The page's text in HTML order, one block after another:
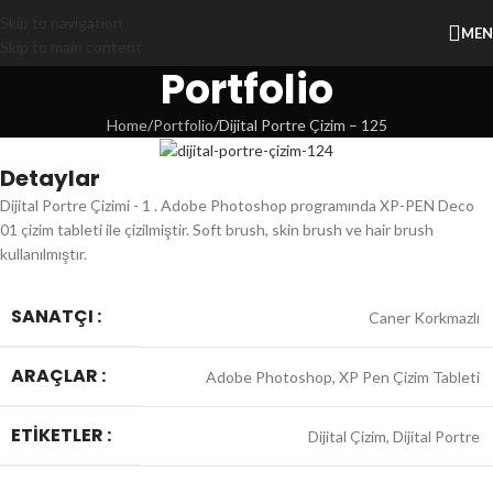
Portfolio
Home Portfolio Dijital Portre Çizim – 125
Detaylar
Dijital Portre Çizimi - 1 . Adobe Photoshop programında XP-PEN Deco
01 çizim tableti ile çizilmiştir. Soft brush, skin brush ve hair brush
kullanılmıştır.
SANATÇI : Caner Korkmazlı
ARAÇLAR : Adobe Photoshop, XP Pen Çizim Tableti
ETIKETLER : Dijital Çizim, Dijital Portre